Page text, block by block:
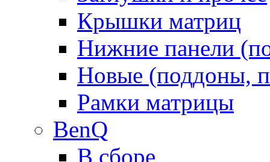
Крышки матриц
Нижние панели
Новые (поддоны,
Рамки матрицы
BenQ
В сборе